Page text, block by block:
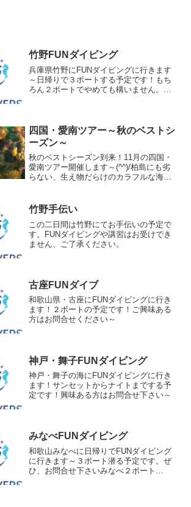
竹野FUNダイビング
兵庫県竹野にFUNダイビングに行きます
～日帰りで３ボートする予定です！もち
ろん２ボートでやめても構いません。お
四国・愛南ツアー～秋のベストシ
ーズン～
秋のベストシーズン到来！11月の四国・
愛南ツアー開催します～(^^)/柏島にも劣
らない、生え物だらけのカラフルな海へ
す！今回はガッツリ３日間潜りますよ～
何がでるかな～＼...
竹野手伝い
この二日間は竹野にてお手伝いの予定で
す。FUNダイビングや講習はお受けでき
ません、ご了承ください。
古座FUNダイブ
和歌山県・古座にFUNダイビングに行き
ます！２ボートの予定です！ご興味ある
方はお問合せください～
神戸・舞子FUNダイビング
神戸・舞子の海にFUNダイビングに行き
ます！サンセットからナイトまでする予
定です！興味ある方はお問合せ下さい～
みなべFUNダイビング
和歌山みなべに日帰りでFUNダイビング
に行きます～３ボート潜る予定です。ぜ
ひ、お問合せ下さいみなべ２ボート